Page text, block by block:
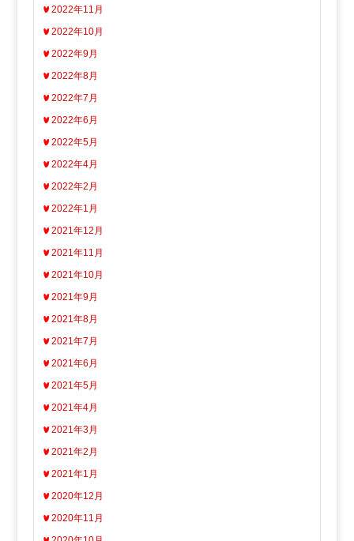
2022年11月
2022年10月
2022年9月
2022年8月
2022年7月
2022年6月
2022年5月
2022年4月
2022年2月
2022年1月
2021年12月
2021年11月
2021年10月
2021年9月
2021年8月
2021年7月
2021年6月
2021年5月
2021年4月
2021年3月
2021年2月
2021年1月
2020年12月
2020年11月